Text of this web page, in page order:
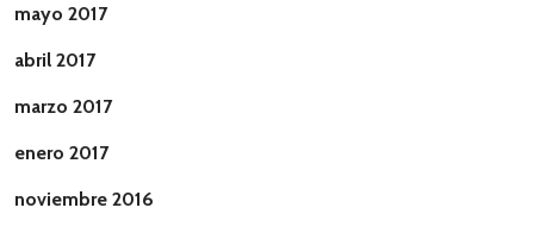
mayo 2017
abril 2017
marzo 2017
enero 2017
noviembre 2016